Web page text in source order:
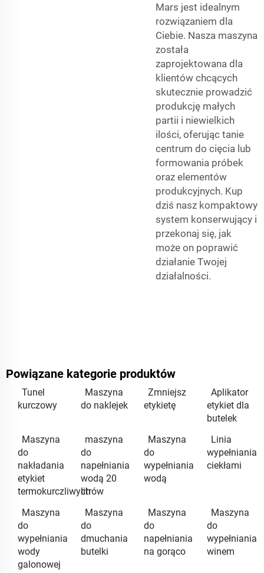
Mars jest idealnym
rozwiązaniem dla
Ciebie. Nasza maszyna
została
zaprojektowana dla
klientów chcących
skutecznie prowadzić
produkcję małych
partii i niewielkich
ilości, oferując tanie
centrum do cięcia lub
formowania próbek
oraz elementów
produkcyjnych. Kup
dziś nasz kompaktowy
system konserwujący i
przekonaj się, jak
może on poprawić
działanie Twojej
działalności.
Powiązane kategorie produktów
Tunel
kurczowy
Maszyna
do naklejek
Zmniejsz
etykietę
Aplikator
etykiet dla
butelek
Maszyna
do
nakładania
etykiet
termokurczliwych
maszyna
do
napełniania
wodą 20
litrów
Maszyna
do
wypełniania
wodą
Linia
wypełniania
ciekłami
Maszyna
do
wypełniania
wody
galonowej
Maszyna
do
dmuchania
butelki
Maszyna
do
napełniania
na gorąco
Maszyna
do
wypełniania
winem